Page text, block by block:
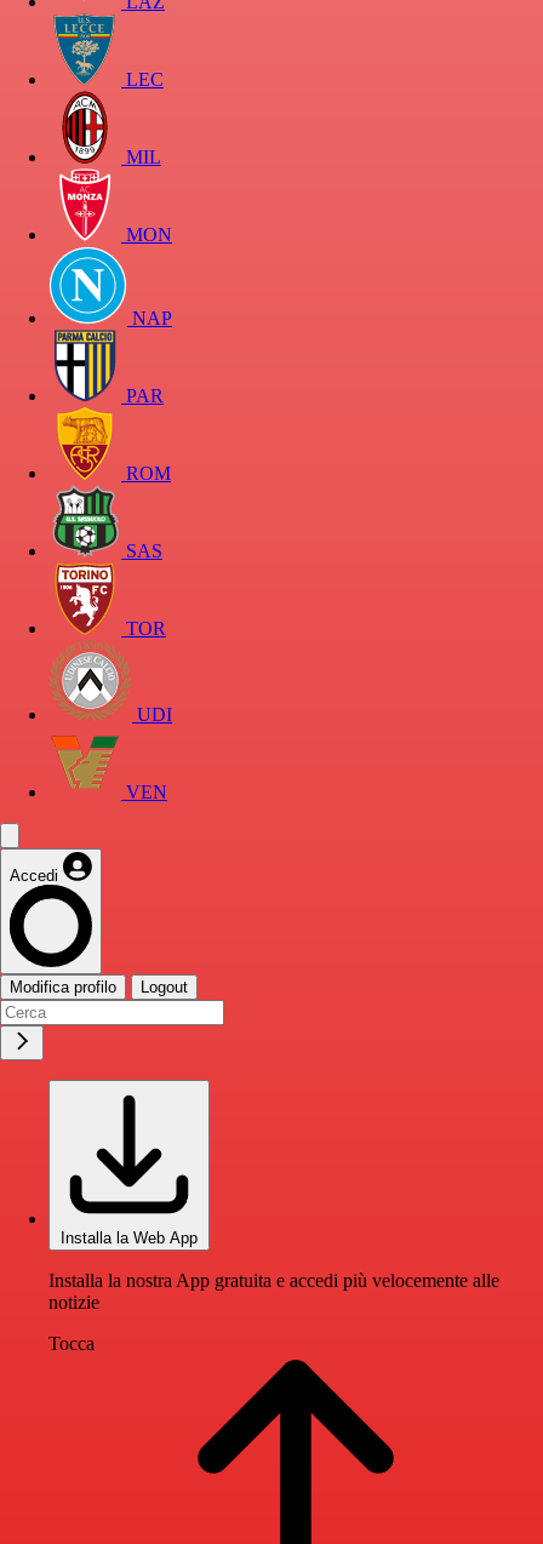
LEC
MIL
MON
NAP
PAR
ROM
SAS
TOR
UDI
VEN
Accedi
Modifica profilo Logout
Installa la Web App
Installa la nostra App gratuita e accedi più velocemente alle
notizie
Tocca